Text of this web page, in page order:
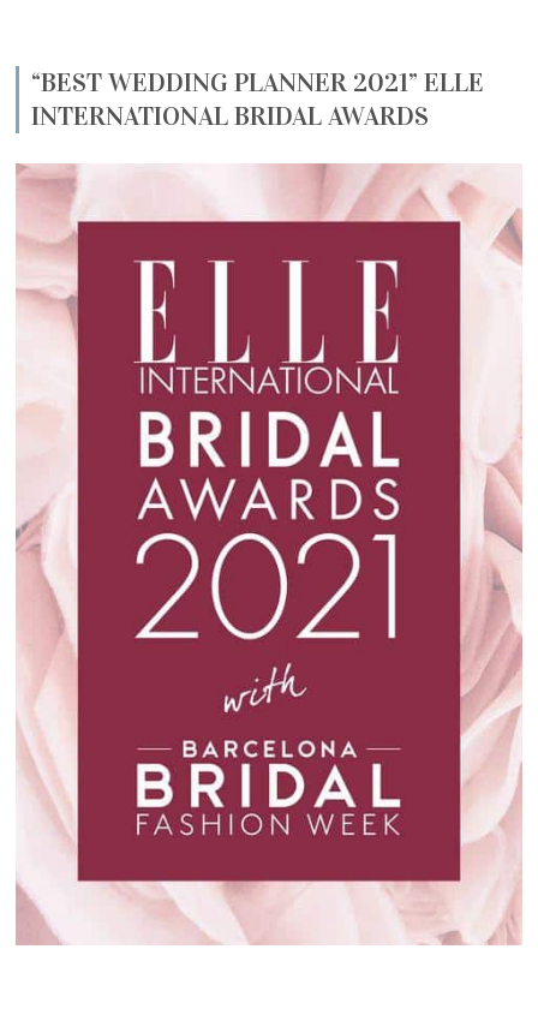
“BEST WEDDING PLANNER 2021” ELLE
INTERNATIONAL BRIDAL AWARDS